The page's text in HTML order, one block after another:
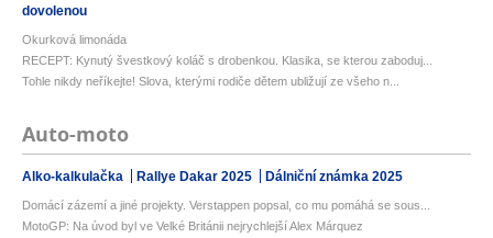
dovolenou
Okurková limonáda
RECEPT: Kynutý švestkový koláč s drobenkou. Klasika, se kterou zaboduj...
Tohle nikdy neříkejte! Slova, kterými rodiče dětem ubližují ze všeho n...
Auto-moto
Alko-kalkulačka Rallye Dakar 2025 Dálniční známka 2025
Domácí zázemí a jiné projekty. Verstappen popsal, co mu pomáhá se sous...
MotoGP: Na úvod byl ve Velké Británii nejrychlejší Alex Márquez